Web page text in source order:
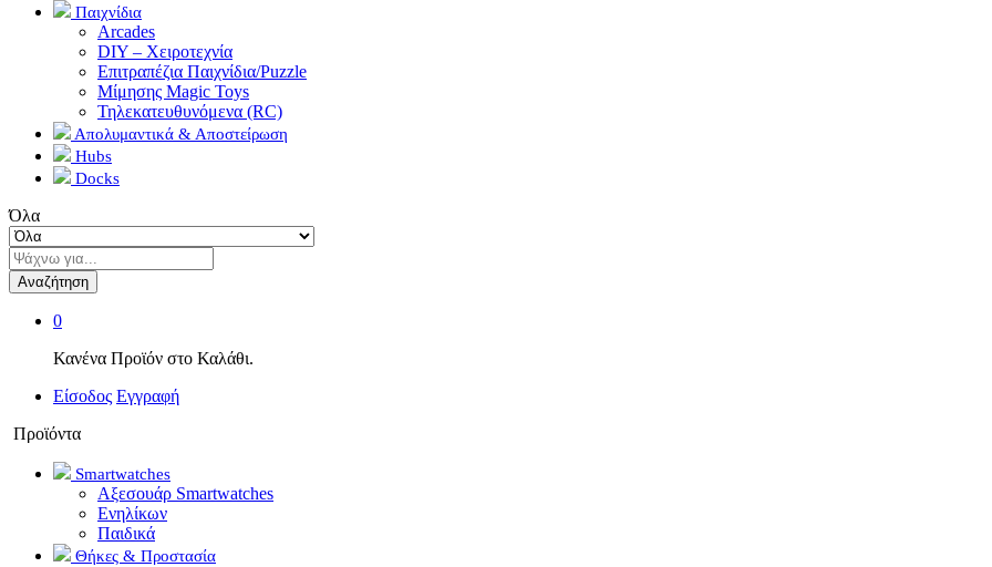
Παιχνίδια
Arcades
DIY – Χειροτεχνία
Επιτραπέζια Παιχνίδια/Puzzle
Μίμησης Magic Toys
Τηλεκατευθυνόμενα (RC)
Απολυμαντικά & Αποστείρωση
Hubs
Docks
Όλα
Αναζήτηση
0
Κανένα Προϊόν στο Καλάθι.
Είσοδος Εγγραφή
Προϊόντα
Smartwatches
Αξεσουάρ Smartwatches
Ενηλίκων
Παιδικά
Θήκες & Προστασία